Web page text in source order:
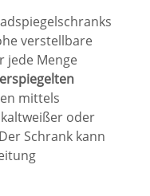
verstellbare
jede Menge
mittels
oder
Schrank kann